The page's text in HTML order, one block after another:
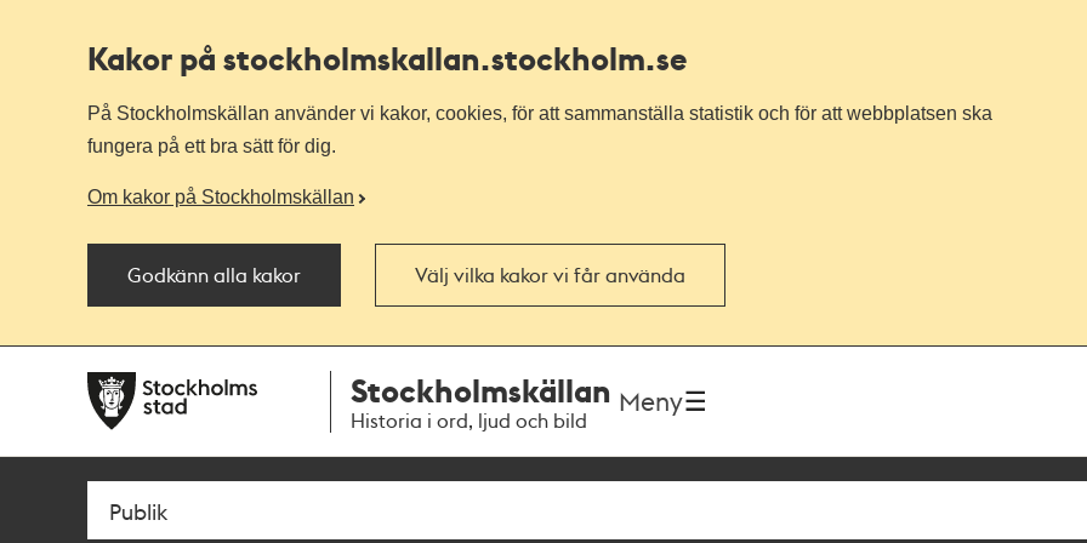
Kakor på stockholmskallan.stockholm.se
På Stockholmskällan använder vi kakor, cookies, för att sammanställa statistik och för att webbplatsen ska
fungera på ett bra sätt för dig.
Om kakor på Stockholmskällan
Godkänn alla kakor Välj vilka kakor vi får använda
navigationen
huvudinnehållet
Stockholmskällan
Historia i ord, ljud och bild
Meny
Sök